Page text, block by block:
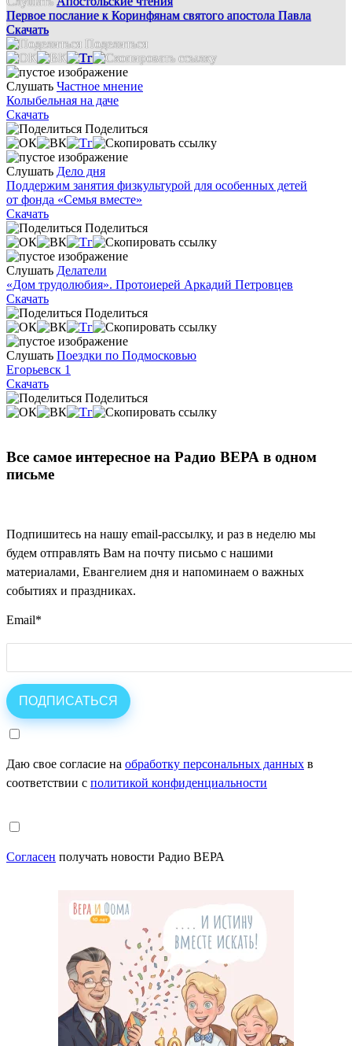
Первое послание к Коринфянам святого апостола Павла
Скачать
Поделиться
Слушать Частное мнение
Колыбельная на даче
Скачать
Поделиться
Слушать Дело дня
Поддержим занятия физкультурой для особенных детей
от фонда «Семья вместе»
Скачать
Поделиться
Слушать Делатели
«Дом трудолюбия». Протоиерей Аркадий Петровцев
Скачать
Поделиться
Слушать Поездки по Подмосковью
Егорьевск 1
Скачать
Поделиться
Все самое интересное на Радио ВЕРА в одном
письме
Подпишитесь на нашу email-рассылку, и раз в неделю мы
будем отправлять Вам на почту письмо с нашими
материалами, Евангелием дня и напоминаем о важных
событиях и праздниках.
Email*
Даю свое согласие на обработку персональных данных в
соответствии с политикой конфиденциальности
Согласен получать новости Радио ВЕРА